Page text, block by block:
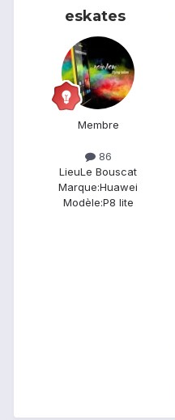
eskates
Membre
86
LieuLe Bouscat
Marque:Huawei
Modèle:P8 lite